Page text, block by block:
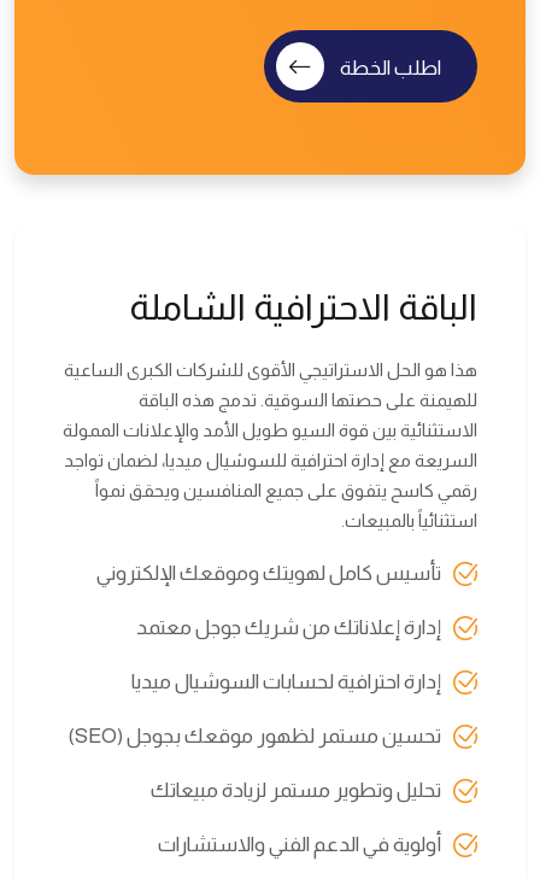
اطلب الخطة
الباقة الاحترافية الشاملة
هذا هو الحل الاستراتيجي الأقوى للشركات الكبرى الساعية
للهيمنة على حصتها السوقية. تدمج هذه الباقة
الاستثنائية بين قوة السيو طويل الأمد والإعلانات الممولة
السريعة مع إدارة احترافية للسوشيال ميديا، لضمان تواجد
رقمي كاسح يتفوق على جميع المنافسين ويحقق نمواً
استثنائياً بالمبيعات.
تأسيس كامل لهويتك وموقعك الإلكتروني
إدارة إعلاناتك من شريك جوجل معتمد
إدارة احترافية لحسابات السوشيال ميديا
تحسين مستمر لظهور موقعك بجوجل (SEO)
تحليل وتطوير مستمر لزيادة مبيعاتك
أولوية في الدعم الفني والاستشارات